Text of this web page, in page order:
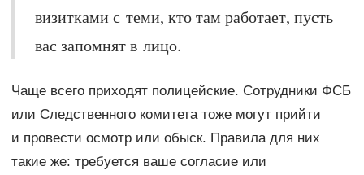
визитками с теми, кто там работает, пусть
вас запомнят в лицо.
Чаще всего приходят полицейские. Сотрудники ФСБ
или Следственного комитета тоже могут прийти
и провести осмотр или обыск. Правила для них
такие же: требуется ваше согласие или